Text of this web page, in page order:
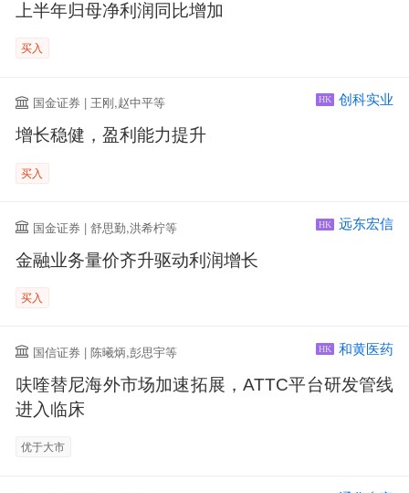
上半年归母净利润同比增加
买入
国金证券 | 王刚,赵中平等 HK 创科实业
增长稳健，盈利能力提升
买入
国金证券 | 舒思勤,洪希柠等 HK 远东宏信
金融业务量价齐升驱动利润增长
买入
国信证券 | 陈曦炳,彭思宇等 HK 和黄医药
呋喹替尼海外市场加速拓展，ATTC平台研发管线
进入临床
优于大市